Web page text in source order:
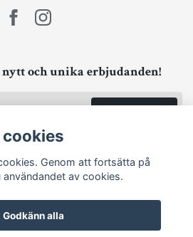
nytt och unika erbjudanden!
Genom att fortsätta på
av cookies.
Godkänn alla